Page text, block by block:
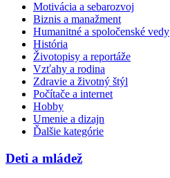
Motivácia a sebarozvoj
Biznis a manažment
Humanitné a spoločenské vedy
História
Životopisy a reportáže
Vzťahy a rodina
Zdravie a životný štýl
Počítače a internet
Hobby
Umenie a dizajn
Ďalšie kategórie
Deti a mládež